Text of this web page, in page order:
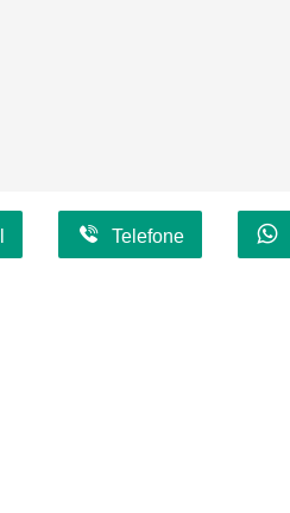
Telefone